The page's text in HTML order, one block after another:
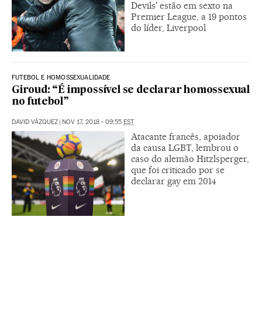
Devils' estão em sexto na
Premier League, a 19 pontos
do líder, Liverpool
FUTEBOL E HOMOSSEXUALIDADE
Giroud: “É impossível se declarar homossexual
no futebol”
DAVID VÁZQUEZ | NOV 17, 2018 - 09:55 EST
Atacante francês, apoiador
da causa LGBT, lembrou o
caso do alemão Hitzlsperger,
que foi criticado por se
declarar gay em 2014